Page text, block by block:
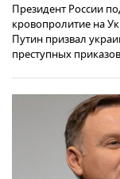
Президент России
кровопролитие на
Путин призвал
преступных